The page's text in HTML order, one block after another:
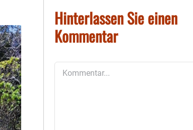
Hinterlassen Sie einen
Kommentar